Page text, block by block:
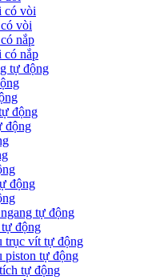
có vòi
vòi
nắp
có nắp
tự động
động
động
động
tự động
động
trục vít tự động
piston tự động
tự động